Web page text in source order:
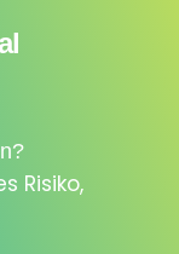
Risiko,